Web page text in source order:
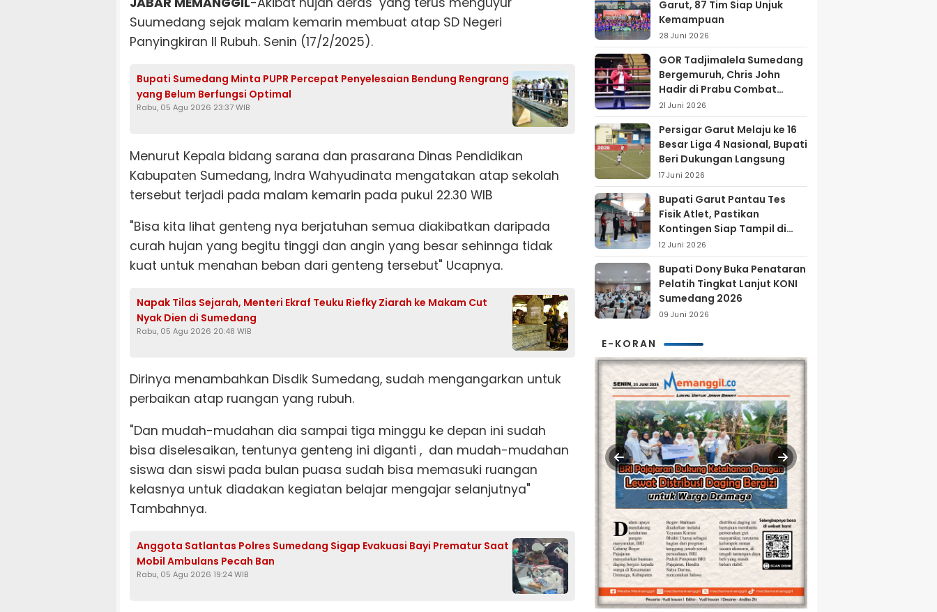
Suumedang sejak malam kemarin membuat atap SD Negeri
Panyingkiran II Rubuh. Senin (17/2/2025).
Bupati Sumedang Minta PUPR Percepat Penyelesaian Bendung Rengrang
yang Belum Berfungsi Optimal
Rabu, 05 Agu 2026 23:37 WIB
Menurut Kepala bidang sarana dan prasarana Dinas Pendidikan
Kabupaten Sumedang, Indra Wahyudinata mengatakan atap sekolah
tersebut terjadi pada malam kemarin pada pukul 22.30 WIB
"Bisa kita lihat genteng nya berjatuhan semua diakibatkan daripada
curah hujan yang begitu tinggi dan angin yang besar sehinnga tidak
kuat untuk menahan beban dari genteng tersebut" Ucapnya.
Napak Tilas Sejarah, Menteri Ekraf Teuku Riefky Ziarah ke Makam Cut
Nyak Dien di Sumedang
Rabu, 05 Agu 2026 20:48 WIB
Dirinya menambahkan Disdik Sumedang, sudah mengangarkan untuk
perbaikan atap ruangan yang rubuh.
"Dan mudah-mudahan dia sampai tiga minggu ke depan ini sudah
bisa diselesaikan, tentunya genteng ini diganti , dan mudah-mudahan
siswa dan siswi pada bulan puasa sudah bisa memasuki ruangan
kelasnya untuk diadakan kegiatan belajar mengajar selanjutnya"
Tambahnya.
Anggota Satlantas Polres Sumedang Sigap Evakuasi Bayi Prematur Saat
Mobil Ambulans Pecah Ban
Rabu, 05 Agu 2026 19:24 WIB
Garut, 87 Tim Siap Unjuk
Kemampuan
28 Juni 2026
GOR Tadjimalela Sumedang
Bergemuruh, Chris John
Hadir di Prabu Combat
Series 2026
21 Juni 2026
Persigar Garut Melaju ke 16
Besar Liga 4 Nasional, Bupati
Beri Dukungan Langsung
17 Juni 2026
Bupati Garut Pantau Tes
Fisik Atlet, Pastikan
Kontingen Siap Tampil di
Porprov 2026
12 Juni 2026
Bupati Dony Buka Penataran
Pelatih Tingkat Lanjut KONI
Sumedang 2026
09 Juni 2026
E-KORAN